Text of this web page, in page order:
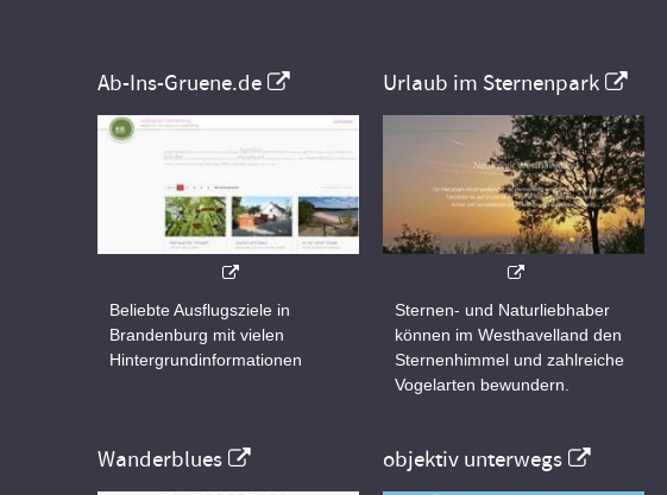
Ab-Ins-Gruene.de
Beliebte Ausflugsziele in
Brandenburg mit vielen
Hintergrundinformationen
Urlaub im Sternenpark
Sternen- und Naturliebhaber
können im Westhavelland den
Sternenhimmel und zahlreiche
Vogelarten bewundern.
Wanderblues objektiv unterwegs